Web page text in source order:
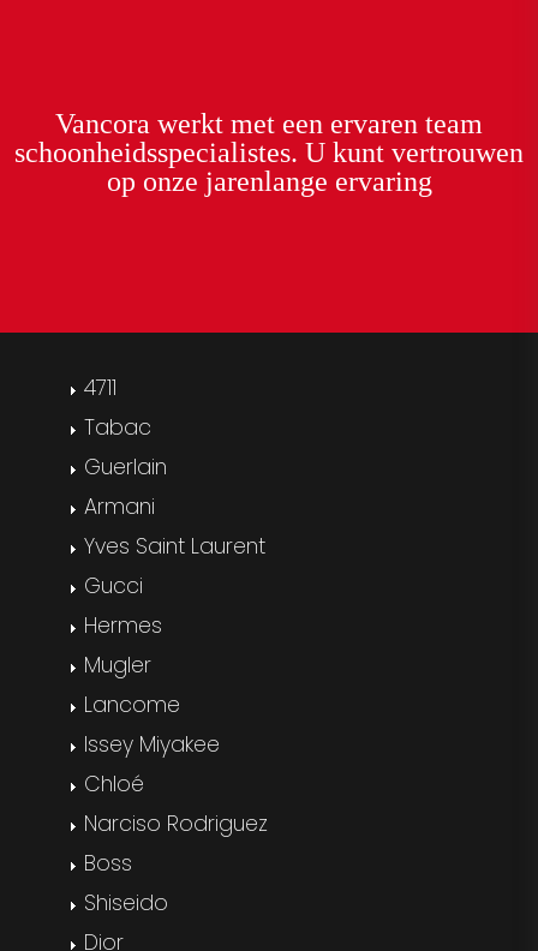
Vancora werkt met een ervaren team
schoonheidsspecialistes. U kunt vertrouwen
op onze jarenlange ervaring
4711
Tabac
Guerlain
Armani
Yves Saint Laurent
Gucci
Hermes
Mugler
Lancome
Issey Miyakee
Chloé
Narciso Rodriguez
Boss
Shiseido
Dior